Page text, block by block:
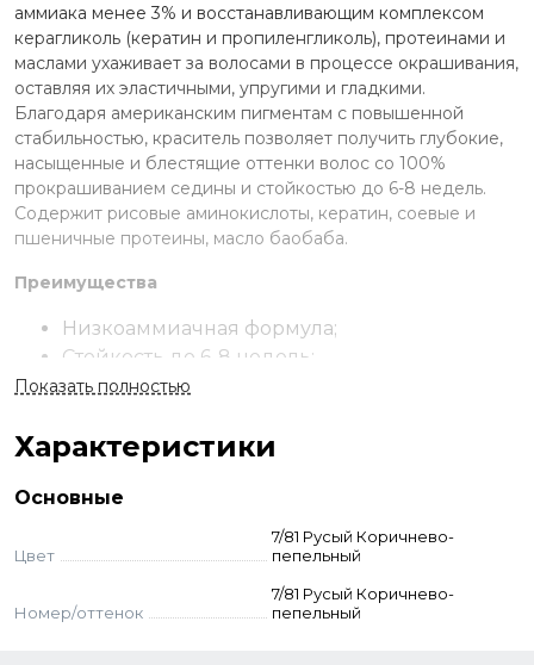
аммиака менее 3% и восстанавливающим комплексом
керагликоль (кератин и пропиленгликоль), протеинами и
маслами ухаживает за волосами в процессе окрашивания,
оставляя их эластичными, упругими и гладкими.
Благодаря американским пигментам с повышенной
стабильностью, краситель позволяет получить глубокие,
насыщенные и блестящие оттенки волос со 100%
прокрашиванием седины и стойкостью до 6-8 недель.
Содержит рисовые аминокислоты, кератин, соевые и
пшеничные протеины, масло баобаба.
Преимущества
Низкоаммиачная формула;
Стойкость до 6-8 недель;
119 оттенков в палитре;
В составе запатентованный комплекс
масло баобаба;
Ухаживает за волосами и кожей.
Смешайте выбранный краситель с окислителем 1,8-3-6-9%
Показать полностью
Характеристики
Основные
Цвет
7/81 Русый Коричнево-
пепельный
Номер/оттенок
7/81 Русый Коричнево-
пепельный